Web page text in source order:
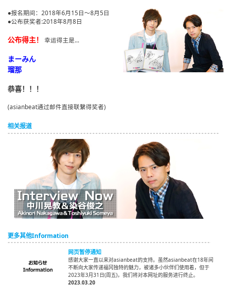
●报名期间：2018年6月15日～8月5日
●公布获奖者:2018年8月8日
公布得主！ 幸运得主是...
まーみん
瑠那
恭喜！！！
(asianbeat通过邮件直接联繫得奖者)
相关报道
更多其他Information
网页暂停通知
感谢大家一直以来对asianbeat的支持。虽然asianbeat在18年间
不断向大家传递福冈独特的魅力，被诸多小伙伴们使用着，但于
2023年3月31日(周五)，我们将对本网址的服务进行终止。
2023.03.20